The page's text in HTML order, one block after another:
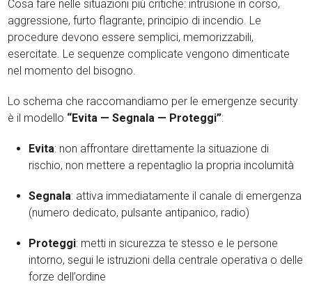
Cosa fare nelle situazioni più critiche: intrusione in corso,
aggressione, furto flagrante, principio di incendio. Le
procedure devono essere semplici, memorizzabili,
esercitate. Le sequenze complicate vengono dimenticate
nel momento del bisogno.
Lo schema che raccomandiamo per le emergenze security
è il modello “Evita — Segnala — Proteggi”:
Evita: non affrontare direttamente la situazione di
rischio, non mettere a repentaglio la propria incolumità
Segnala: attiva immediatamente il canale di emergenza
(numero dedicato, pulsante antipanico, radio)
Proteggi: metti in sicurezza te stesso e le persone
intorno, segui le istruzioni della centrale operativa o delle
forze dell’ordine